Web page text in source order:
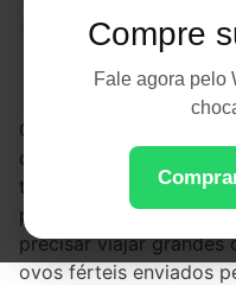
Compre
Fale agora pelo
Comprar ovos férteis
cada vez mais comum
todo o Brasil. Graças à
produtores conseguem
precisar viajar grandes
ovos férteis enviados